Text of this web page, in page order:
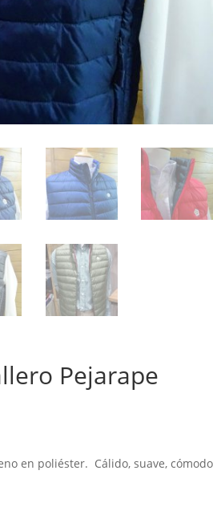
Pejarape
en poliéster. Cálido, suave, cómodo